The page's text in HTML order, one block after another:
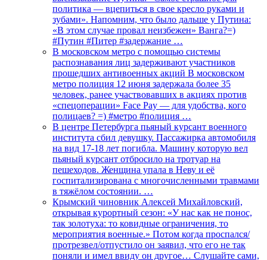
политика — вцепиться в свое кресло руками и
зубами». Напомним, что было дальше у Путина:
«В этом случае провал неизбежен» Ванга?=)
#Путин #Питер #задержание …
В московском метро с помощью системы
распознавания лиц задерживают участников
прошедших антивоенных акций В московском
метро полиция 12 июня задержала более 35
человек, ранее участвовавших в акциях против
«спецоперации» Face Pay — для удобства, кого
полицаев? =) #метро #полиция …
В центре Петербурга пьяный курсант военного
института сбил девушку. Пассажирка автомобиля
на вид 17-18 лет погибла. Машину которую вел
пьяный курсант отбросило на тротуар на
пешеходов. Женщина упала в Неву и её
госпитализирована с многочисленными травмами
в тяжёлом состоянии. …
Крымский чиновник Алексей Михайловский,
открывая курортный сезон: «У нас как не понос,
так золотуха: то ковидные ограничения, то
мероприятия военные.» Потом когда проспался/
протрезвел/отпустило он заявил, что его не так
поняли и имел ввиду он другое… Слушайте сами,